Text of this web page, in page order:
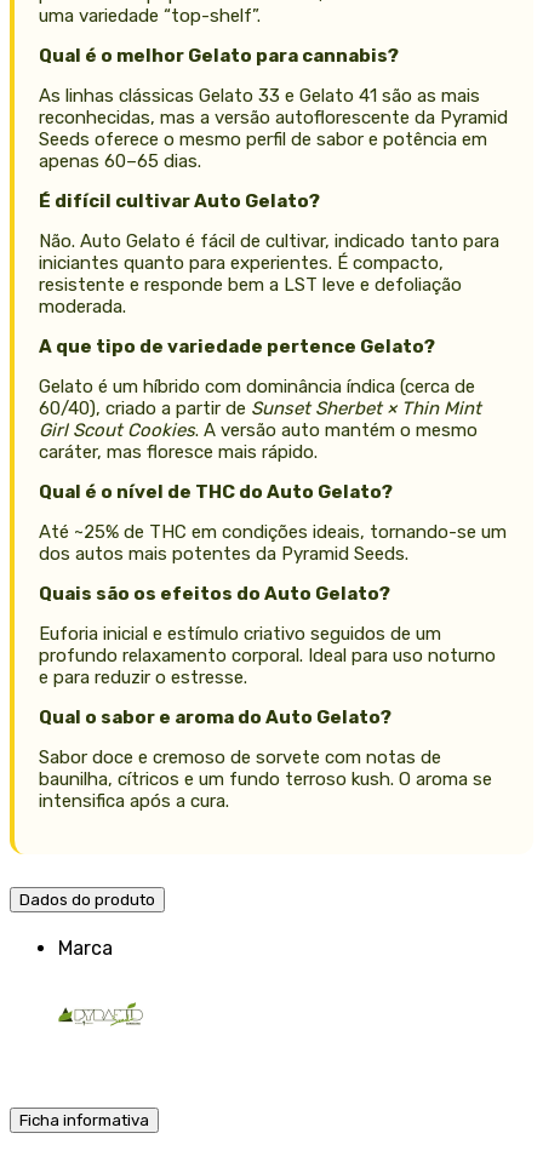
uma variedade “top-shelf”.
Qual é o melhor Gelato para cannabis?
As linhas clássicas Gelato 33 e Gelato 41 são as mais
reconhecidas, mas a versão autoflorescente da Pyramid
Seeds oferece o mesmo perfil de sabor e potência em
apenas 60–65 dias.
É difícil cultivar Auto Gelato?
Não. Auto Gelato é fácil de cultivar, indicado tanto para
iniciantes quanto para experientes. É compacto,
resistente e responde bem a LST leve e defoliação
moderada.
A que tipo de variedade pertence Gelato?
Gelato é um híbrido com dominância índica (cerca de
60/40), criado a partir de Sunset Sherbet × Thin Mint
Girl Scout Cookies. A versão auto mantém o mesmo
caráter, mas floresce mais rápido.
Qual é o nível de THC do Auto Gelato?
Até ~25% de THC em condições ideais, tornando-se um
dos autos mais potentes da Pyramid Seeds.
Quais são os efeitos do Auto Gelato?
Euforia inicial e estímulo criativo seguidos de um
profundo relaxamento corporal. Ideal para uso noturno
e para reduzir o estresse.
Qual o sabor e aroma do Auto Gelato?
Sabor doce e cremoso de sorvete com notas de
baunilha, cítricos e um fundo terroso kush. O aroma se
intensifica após a cura.
Dados do produto
Marca
Ficha informativa